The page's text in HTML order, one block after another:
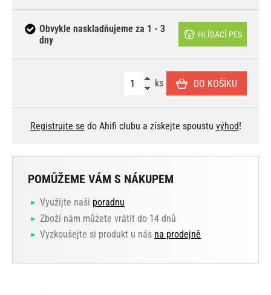
Obvykle naskladňujeme za 1 - 3
dny
HLÍDACÍ PES
ks DO KOŠÍKU
Registrujte se do Ahifi clubu a získejte spoustu výhod!
POMŮŽEME VÁM S NÁKUPEM
Využijte naši poradnu
Zboží nám můžete vrátit do 14 dnů
Vyzkoušejte si produkt u nás na prodejně